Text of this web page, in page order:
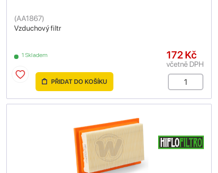
Vzduchový filtr
(AA1867)
1 Skladem 172 Kč
včetně DPH
PŘIDAT DO KOŠÍKU